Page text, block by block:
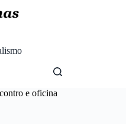
e oficina